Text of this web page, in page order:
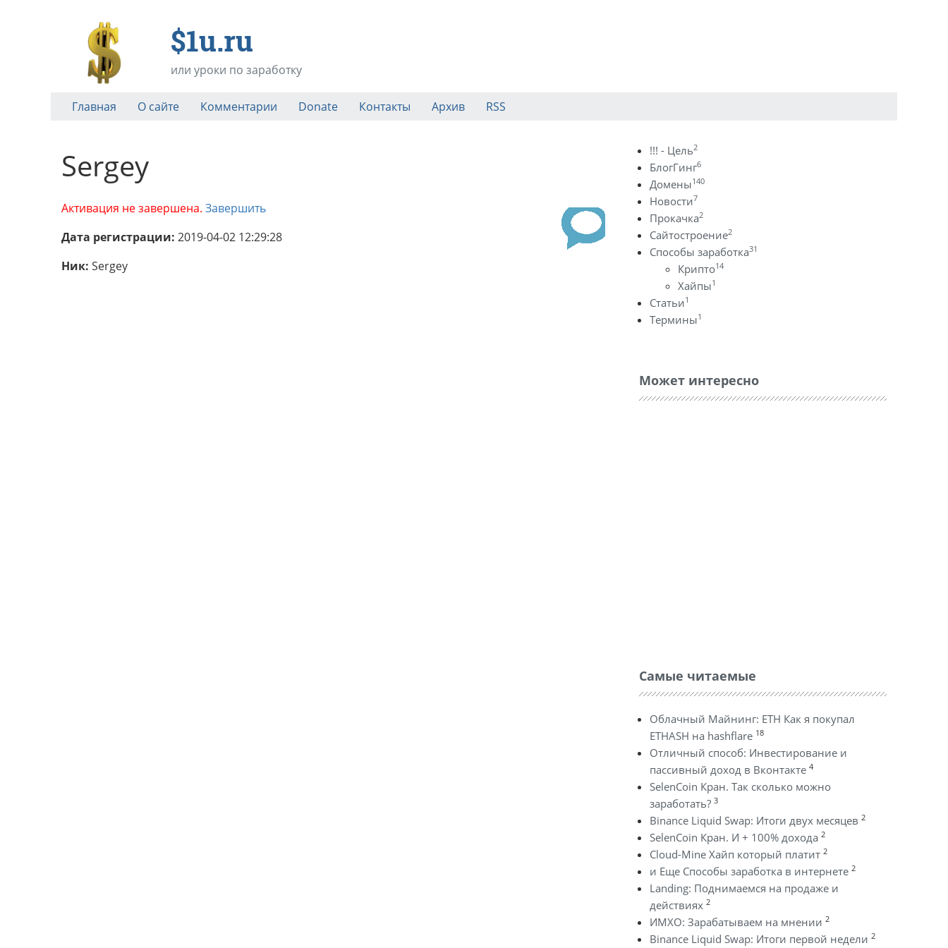
$1u.ru
или уроки по заработку
Главная О сайте Комментарии Donate Контакты Архив RSS
Sergey
Активация не завершена. Завершить
Дата регистрации: 2019-04-02 12:29:28
Ник: Sergey
!!! - Цель2
БлогГинг6
Домены140
Новости7
Прокачка2
Сайтостроение2
Способы заработка31
Крипто14
Хайпы1
Статьи1
Термины1
Может интересно
Самые читаемые
Облачный Майнинг: ETH Как я покупал
ETHASH на hashflare 18
Отличный способ: Инвестирование и
пассивный доход в Вконтакте 4
SelenCoin Кран. Так сколько можно
заработать? 3
Binance Liquid Swap: Итоги двух месяцев 2
SelenCoin Кран. И + 100% дохода 2
Cloud-Mine Хайп который платит 2
и Еще Способы заработка в интернете 2
Landing: Поднимаемся на продаже и
действиях 2
ИМХО: Зарабатываем на мнении 2
Binance Liquid Swap: Итоги первой недели 2